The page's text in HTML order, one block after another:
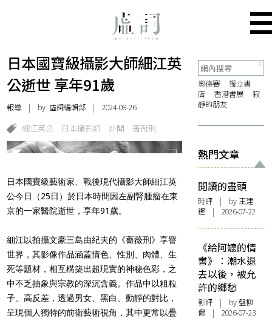
日本國寶級攝影大師細江英
公逝世 享年91歲
報導 | by 虛詞編輯部 | 2024-09-26
細江英公 日本攝影師 訃聞 薔薇刑
日本國寶級藝術家、戰後現代攝影大師細江英
公今日（25日）於日本時間因左副腎腫瘤在東
京的一家醫院逝世，享年91歲。
細江以拍攝文豪三島由紀夫的《薔薇刑》享譽
世界，其影像作品涵蓋情色、性別、肉體、生
死等題材，相互構築出超現實的神秘色彩，之
中不乏抽象與宗教的深沉含義。作品中以粗粒
子、高反差，透過男女、黑白、動靜的對比，
呈現個人獨特的前衛藝術視角，其中更常以疊
奧德賽
獨立書
店
香港書展
寂
靜的朋友
熱門文章
閱讀的盡頭
時評 | by 王建
鏗 | 2026-07-22
《給阿嬤的情
書》：潮水退
去以後，被允
許的鄉愁
影評 | by 盤柳
儂 | 2026-07-23